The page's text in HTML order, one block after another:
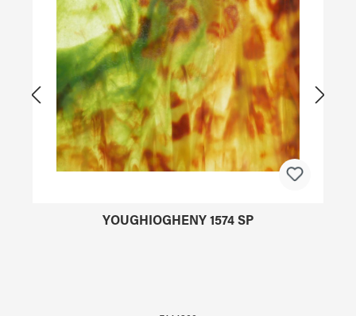
YOUGHIOGHENY 1574 SP